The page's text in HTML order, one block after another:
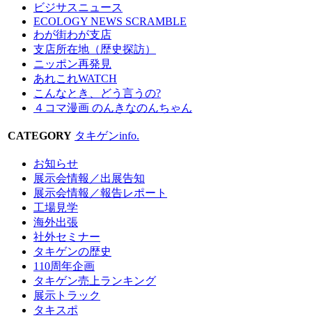
ビジサスニュース
ECOLOGY NEWS SCRAMBLE
わが街わが支店
支店所在地（歴史探訪）
ニッポン再発見
あれこれWATCH
こんなとき、どう言うの?
４コマ漫画 のんきなのんちゃん
CATEGORY タキゲンinfo.
お知らせ
展示会情報／出展告知
展示会情報／報告レポート
工場見学
海外出張
社外セミナー
タキゲンの歴史
110周年企画
タキゲン売上ランキング
展示トラック
タキスポ